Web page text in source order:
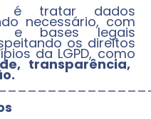
é tratar dados
necessário, com
e bases legais
os direitos
da LGPD, como
transparência,